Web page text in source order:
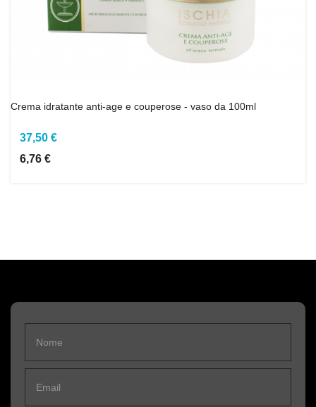
Crema idratante anti-age e couperose - vaso da 100ml
37,50 €
6,76 €